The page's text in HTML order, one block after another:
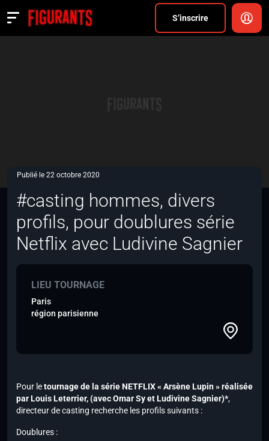
S’inscrire
Actualités
Publié le 22 octobre 2020
#casting hommes, divers
profils, pour doublures série
Netflix avec Ludivine Sagnier
LIEU TOURNAGE
Paris
région parisienne
Pour letournage de la série NETFLIX « Arsène Lupin » réalisée
par Louis Leterrier,(avec Omar Sy et Ludivine Sagnier)*,
directeur de casting recherche les profils suivants :
Doublures :